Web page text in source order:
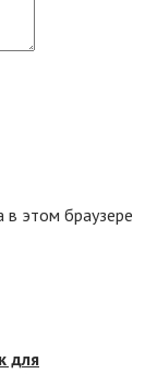
в этом браузере
для